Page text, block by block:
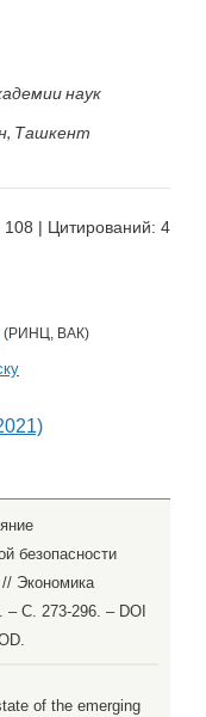
наук
Ташкент
108 | Цитирований: 4
(РИНЦ, ВАК)
безопасности
Экономика
С. 273-296. – DOI
of the emerging